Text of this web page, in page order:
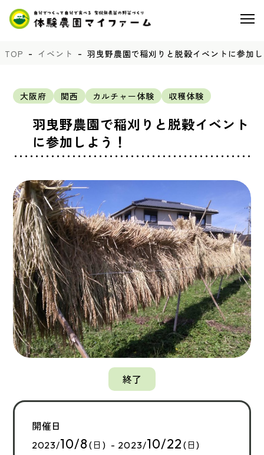
TOP イベント 羽曳野農園で稲刈りと脱穀イベントに参加
大阪府 関西 カルチャー体験 収穫体験
羽曳野農園で稲刈りと脱穀イベント
に参加しよう！
終了
開催日
2023/10/8 (日) - 2023/10/22 (日)